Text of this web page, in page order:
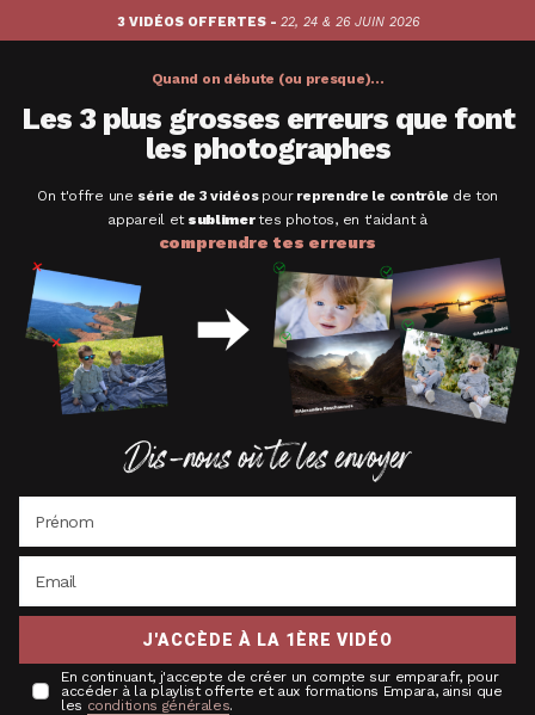
3 VIDÉOS OFFERTES - 22, 24 & 26 JUIN 2026
Quand on débute (ou presque)...
Les 3 plus grosses erreurs que font
les photographes
On t'offre une série de 3 vidéos pourreprendre le contrôle de ton
appareil etsublimertes photos, en t'aidant à
comprendre tes erreurs
Dis-nous où te les envoyer
J'ACCÈDE À LA 1ÈRE VIDÉO
En continuant, j'accepte de créer un compte sur empara.fr, pour
accéder à la playlist offerte et aux formations Empara, ainsi que
les conditions générales.